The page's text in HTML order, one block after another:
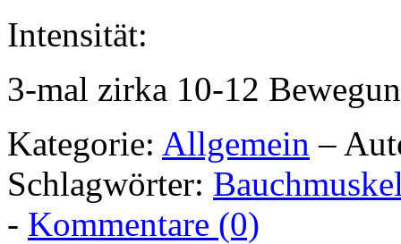
Intensität:
3-mal zirka 10-12
Kategorie: Allgemein –
Schlagwörter:
- Kommentare (0)